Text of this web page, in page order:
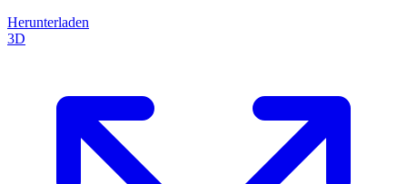
Herunterladen
3D